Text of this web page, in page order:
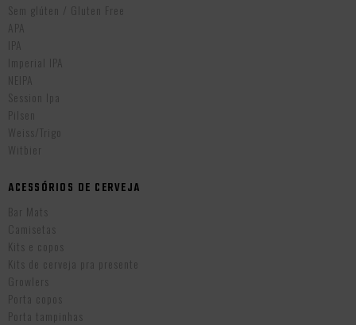
Sem glúten / Gluten Free
APA
IPA
Imperial IPA
NEIPA
Session Ipa
Pilsen
Weiss/Trigo
Witbier
ACESSÓRIOS DE CERVEJA
Bar Mats
Camisetas
Kits e copos
Kits de cerveja pra presente
Growlers
Porta copos
Porta tampinhas